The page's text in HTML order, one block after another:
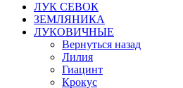
ЛУК СЕВОК
ЗЕМЛЯНИКА
ЛУКОВИЧНЫЕ
Вернуться назад
Лилия
Гиацинт
Крокус